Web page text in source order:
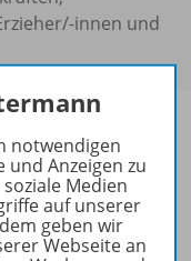
innen und
notwendigen
und Anzeigen zu
Medien
auf unserer
geben wir
Webseite an